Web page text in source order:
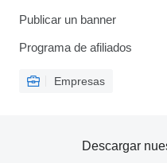
Publicar un banner
Programa de afiliados
Empresas
Descargar